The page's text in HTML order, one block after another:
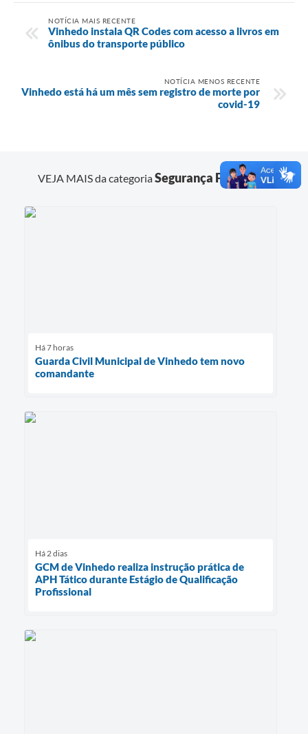
NOTÍCIA MAIS RECENTE
Vinhedo instala QR Codes com acesso a livros em
ônibus do transporte público
NOTÍCIA MENOS RECENTE
Vinhedo está há um mês sem registro de morte por
covid-19
VEJA MAIS da categoriaSegurança Pública
Há 7 horas
Guarda Civil Municipal de Vinhedo tem novo
comandante
Há 2 dias
GCM de Vinhedo realiza instrução prática de
APH Tático durante Estágio de Qualificação
Profissional